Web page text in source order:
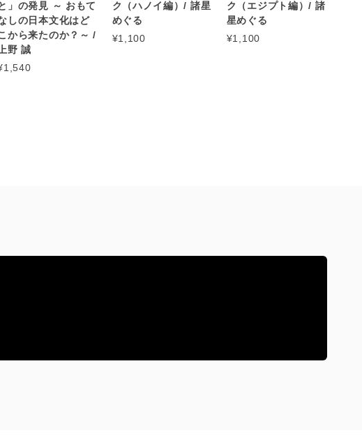
」の発見 ～ おもて
しの日本文化はど
から来たのか？～ /
上野 誠
ク（ハノイ編）/ 諸星
めぐる
¥1,100
ク（エジプト編）/ 諸
星めぐる
¥1,100